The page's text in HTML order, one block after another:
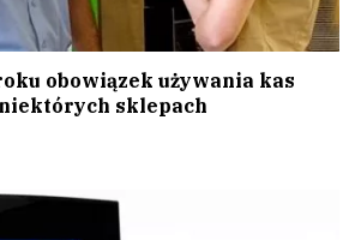
obowiązek używania kas
sklepach